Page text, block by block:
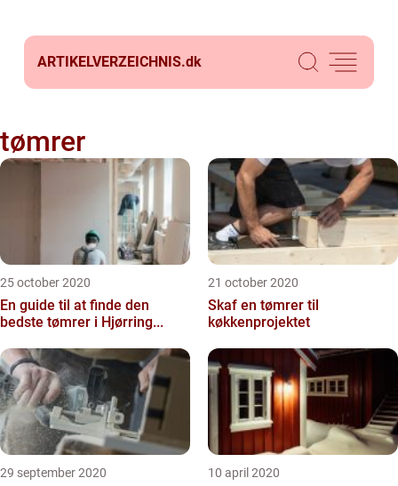
ARTIKELVERZEICHNIS.dk
tømrer
25 october 2020
En guide til at finde den
bedste tømrer i Hjørring...
21 october 2020
Skaf en tømrer til
køkkenprojektet
29 september 2020 10 april 2020